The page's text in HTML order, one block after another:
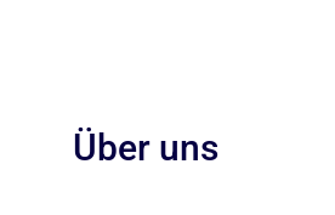
Über uns